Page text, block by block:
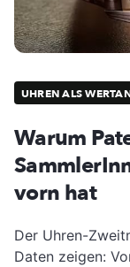
UHREN ALS
Warum
vorn hat
Der Uhren-
Daten zeigen: